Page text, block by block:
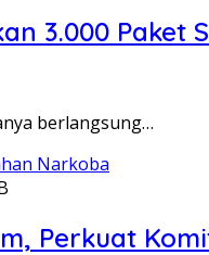
3.000 Paket
berlangsung…
Perkuat